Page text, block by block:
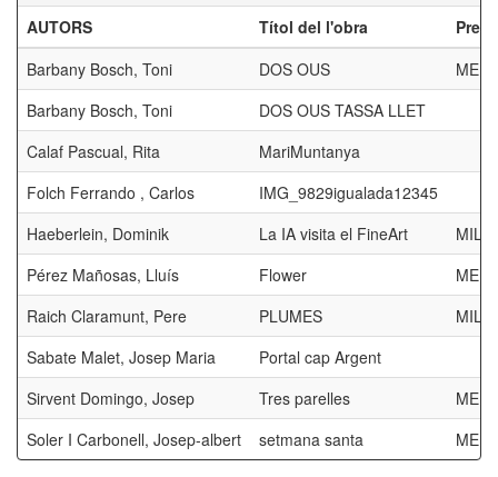
AUTORS Títol del l'obra
Barbany Bosch, Toni
DOS OUS
Barbany Bosch, Toni
DOS OUS TASSA LLET
Calaf Pascual, Rita
MariMuntanya
Folch Ferrando , Carlos
IMG_9829igualada12345
Haeberlein, Dominik
La IA visita el FineArt
Pérez Mañosas, Lluís
Flower
Raich Claramunt, Pere
PLUMES
Sabate Malet, Josep Maria
Portal cap Argent
Sirvent Domingo, Josep
Tres parelles
Soler I Carbonell, Josep-albert
setmana santa